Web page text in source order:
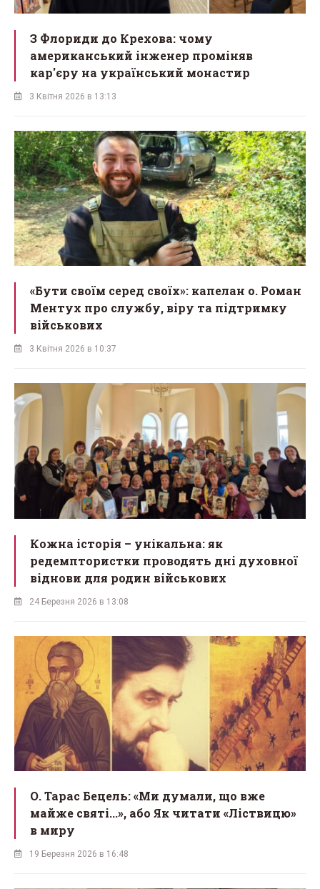
З Флориди до Крехова: чому
американський інженер проміняв
кар'єру на український монастир
3 Квітня 2026 в 13:13
«Бути своїм серед своїх»: капелан о. Роман
Ментух про службу, віру та підтримку
військових
3 Квітня 2026 в 10:37
Кожна історія – унікальна: як
редемптористки проводять дні духовної
віднови для родин військових
24 Березня 2026 в 13:08
О. Тарас Бецель: «Ми думали, що вже
майже святі...», або Як читати «Ліствицю»
в миру
19 Березня 2026 в 16:48